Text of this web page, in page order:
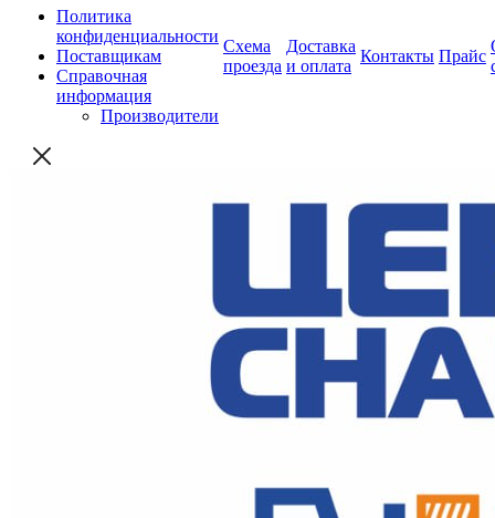
Политика
конфиденциальности
Поставщикам
Справочная
информация
Производители
Схема
проезда
Доставка
и оплата
Контакты Прайс